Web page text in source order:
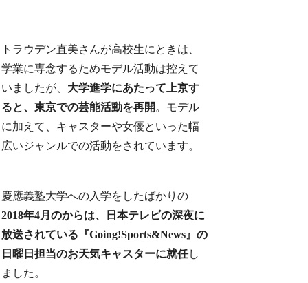
トラウデン直美さんが高校生にときは、
学業に専念するためモデル活動は控えて
いましたが、 大学進学にあたって上京す
ると、東京での芸能活動を再開 。モデル
に加えて、キャスターや女優といった幅
広いジャンルでの活動をされています。
慶應義塾大学への入学をしたばかりの
2018年4月のからは、日本テレビの深夜に
放送されている『Going!Sports&News』の
日曜日担当のお天気キャスターに就任し
ました。